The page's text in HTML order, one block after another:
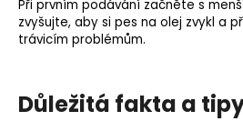
Při prvním podávání začněte s
zvyšujte, aby si pes na olej zvykl a
trávicím problémům.
Důležitá fakta a